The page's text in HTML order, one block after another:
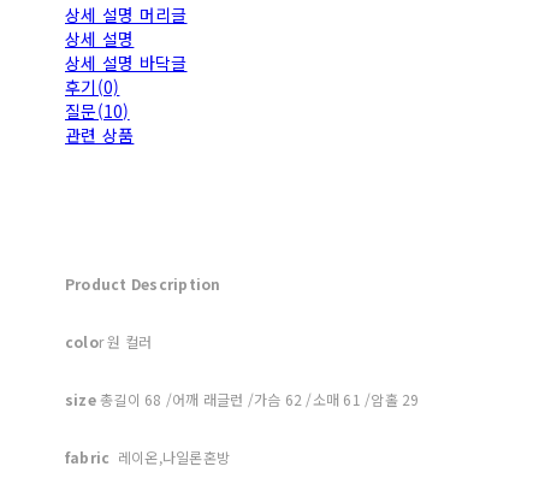
상세 설명 머리글
상세 설명
상세 설명 바닥글
후기(0)
질문(10)
관련 상품
Product Description
color 원 컬러
size총길이 68 /어깨 래글런 /가슴 62 /소매 61 /암홀 29
fabric 레이온,나일론혼방